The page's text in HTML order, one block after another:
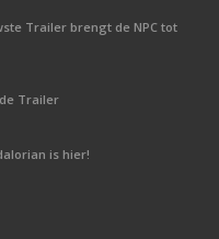
Trailer brengt de NPC tot
Trailer
is hier!